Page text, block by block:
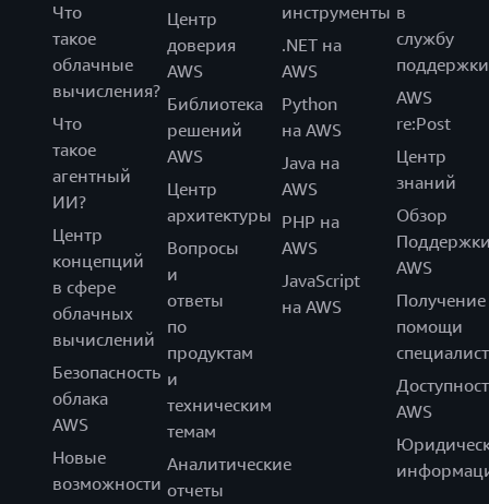
Что
такое
облачные
вычисления?
Что
такое
агентный
ИИ?
Центр
концепций
в сфере
облачных
вычислений
Безопасность
облака
AWS
Новые
возможности
Центр
доверия
AWS
Библиотека
решений
AWS
Центр
архитектуры
Вопросы
и
ответы
по
продуктам
и
техническим
темам
Аналитические
отчеты
инструменты
.NET на
AWS
Python
на AWS
Java на
AWS
PHP на
AWS
JavaScript
на AWS
в
службу
поддержки
AWS
re:Post
Центр
знаний
Обзор
AWS
Получение
помощи
AWS